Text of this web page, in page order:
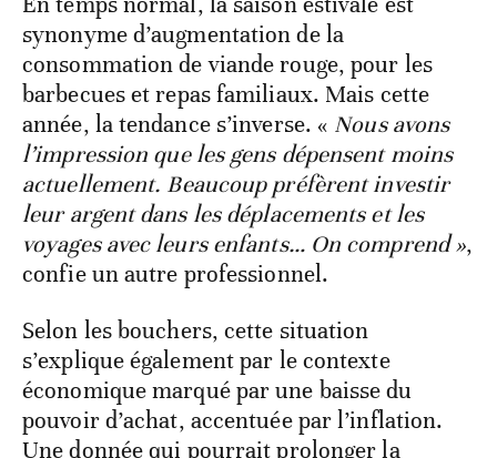
synonyme d’augmentation de la
consommation de viande rouge, pour les
barbecues et repas familiaux. Mais cette
année, la tendance s’inverse. « Nous avons
l’impression que les gens dépensent moins
actuellement. Beaucoup préfèrent investir
leur argent dans les déplacements et les
voyages avec leurs enfants… On comprend »,
confie un autre professionnel.
Selon les bouchers, cette situation
s’explique également par le contexte
économique marqué par une baisse du
pouvoir d’achat, accentuée par l’inflation.
Une donnée qui pourrait prolonger la